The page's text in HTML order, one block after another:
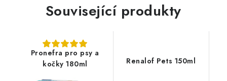
Související produkty
Pronefra pro psy a
kočky 180ml
Renalof Pets 150ml